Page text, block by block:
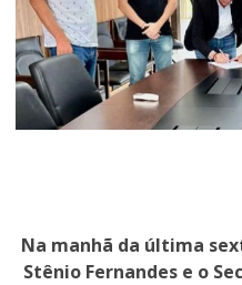
Na manhã da última
Stênio Fernandes e o